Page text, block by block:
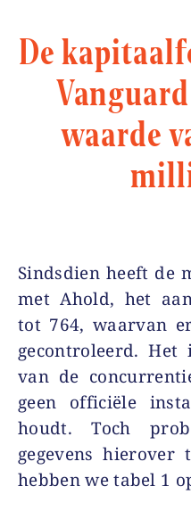
De
waarde
Sindsdien heeft de
met Ahold, het
tot 764, waarvan
gecontroleerd.
van de
geen officiële
houdt. Toch
gegevens hierover
hebben wetabel 1